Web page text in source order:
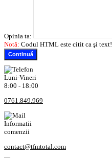
Opinia ta:
Notă: Codul HTML este citit ca şi text!
Continuă
Luni-Vineri
8:00 - 18:00
0761.849.969
Informatii
comenzii
contact@tfmtotal.com